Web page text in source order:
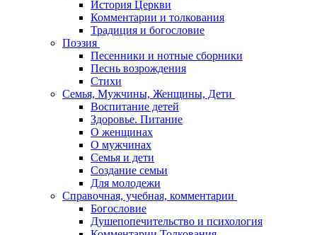
История Церкви
Комментарии и толкования
Традиция и богословие
Поэзия
Песенники и нотные сборники
Песнь возрождения
Стихи
Семья, Мужчины, Женщины, Дети
Воспитание детей
Здоровье. Питание
О женщинах
О мужчинах
Семья и дети
Создание семьи
Для молодежи
Справочная, учебная, комментарии
Богословие
Душепопечительство и психология